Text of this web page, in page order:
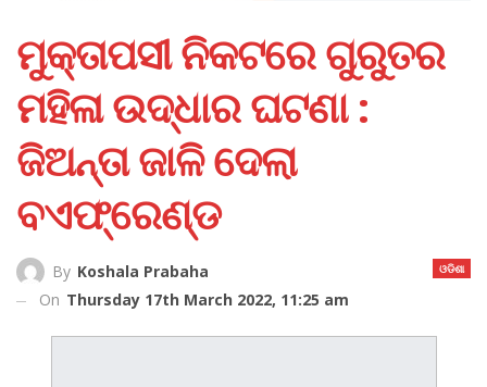
ମୁକ୍ତାପସୀ ନିକଟରେ ଗୁରୁତର
ମହିଳା ଉଦ୍ଧାର ଘଟଣା :
ଜିଅନ୍ତା ଜାଳି ଦେଲା
ବଏଫ୍ରେଣ୍ଡ
ଓଡିଶା
By Koshala Prabaha
On Thursday 17th March 2022, 11:25 am